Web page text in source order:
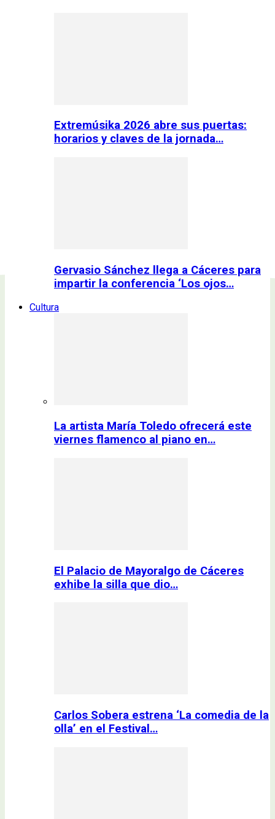
Extremúsika 2026 abre sus puertas:
horarios y claves de la jornada…
Gervasio Sánchez llega a Cáceres para
impartir la conferencia ‘Los ojos…
Cultura
La artista María Toledo ofrecerá este
viernes flamenco al piano en…
El Palacio de Mayoralgo de Cáceres
exhibe la silla que dio…
Carlos Sobera estrena ‘La comedia de la
olla’ en el Festival…